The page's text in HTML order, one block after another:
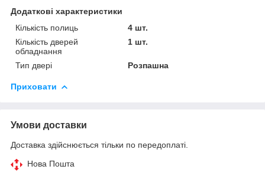
Додаткові характеристики
Кількість полиць
4 шт.
Кількість дверей
обладнання
1 шт.
Тип двері Розпашна
Приховати
Умови доставки
Доставка здійснюється тільки по передоплаті.
Нова Пошта